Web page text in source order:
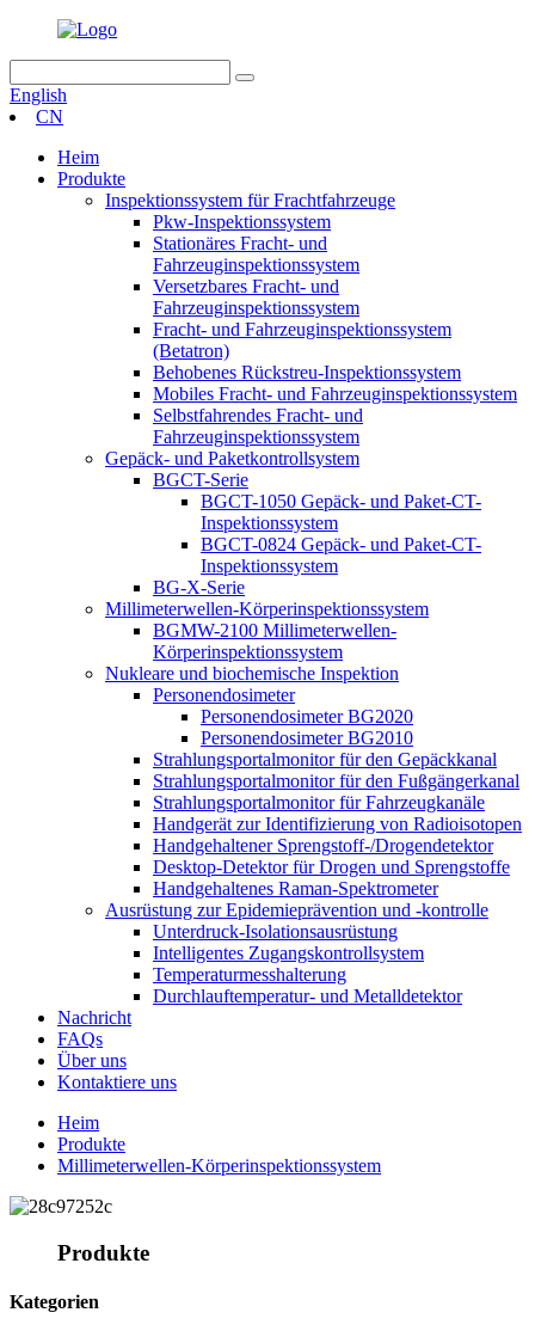
English
CN
Heim
Produkte
Inspektionssystem für Frachtfahrzeuge
Pkw-Inspektionssystem
Stationäres Fracht- und
Fahrzeuginspektionssystem
Versetzbares Fracht- und
Fahrzeuginspektionssystem
Fracht- und Fahrzeuginspektionssystem
(Betatron)
Behobenes Rückstreu-Inspektionssystem
Mobiles Fracht- und Fahrzeuginspektionssystem
Selbstfahrendes Fracht- und
Fahrzeuginspektionssystem
Gepäck- und Paketkontrollsystem
BGCT-Serie
BGCT-1050 Gepäck- und Paket-CT-
Inspektionssystem
BGCT-0824 Gepäck- und Paket-CT-
Inspektionssystem
BG-X-Serie
Millimeterwellen-Körperinspektionssystem
BGMW-2100 Millimeterwellen-
Körperinspektionssystem
Nukleare und biochemische Inspektion
Personendosimeter
Personendosimeter BG2020
Personendosimeter BG2010
Strahlungsportalmonitor für den Gepäckkanal
Strahlungsportalmonitor für den Fußgängerkanal
Strahlungsportalmonitor für Fahrzeugkanäle
Handgerät zur Identifizierung von Radioisotopen
Handgehaltener Sprengstoff-/Drogendetektor
Desktop-Detektor für Drogen und Sprengstoffe
Handgehaltenes Raman-Spektrometer
Ausrüstung zur Epidemieprävention und -kontrolle
Unterdruck-Isolationsausrüstung
Intelligentes Zugangskontrollsystem
Temperaturmesshalterung
Durchlauftemperatur- und Metalldetektor
Nachricht
FAQs
Über uns
Kontaktiere uns
Heim
Produkte
Millimeterwellen-Körperinspektionssystem
Produkte
Kategorien